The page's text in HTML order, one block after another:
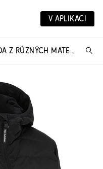
V APLIKACI
HYBRIDNÍ PROŠÍVANÁ BUNDA Z RŮZNÝCH MATERIÁLŮ, VODOODPUDIVÁ